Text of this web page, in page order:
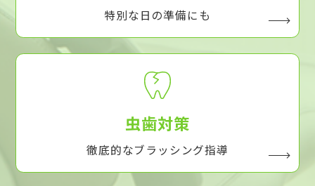
特別な日の準備にも
虫歯対策
徹底的なブラッシング指導